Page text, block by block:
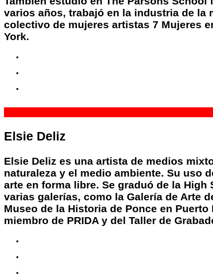
varios años, trabajó en la industria de la
colectivo de mujeres artistas 7 Mujeres
York.
Elsie Deliz
Elsie Deliz es una artista de medios
naturaleza y el medio ambiente. Su uso
arte en forma libre. Se graduó de la
varias galerías, como la Galería de Arte
Museo de la Historia de Ponce en
miembro de PRIDA y del Taller de